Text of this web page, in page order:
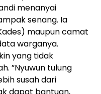
menanyai
senang. Ia
maupun camat
warganya.
yang tidak
”Nyuwun tulung
susah dari
dapat bantuan,